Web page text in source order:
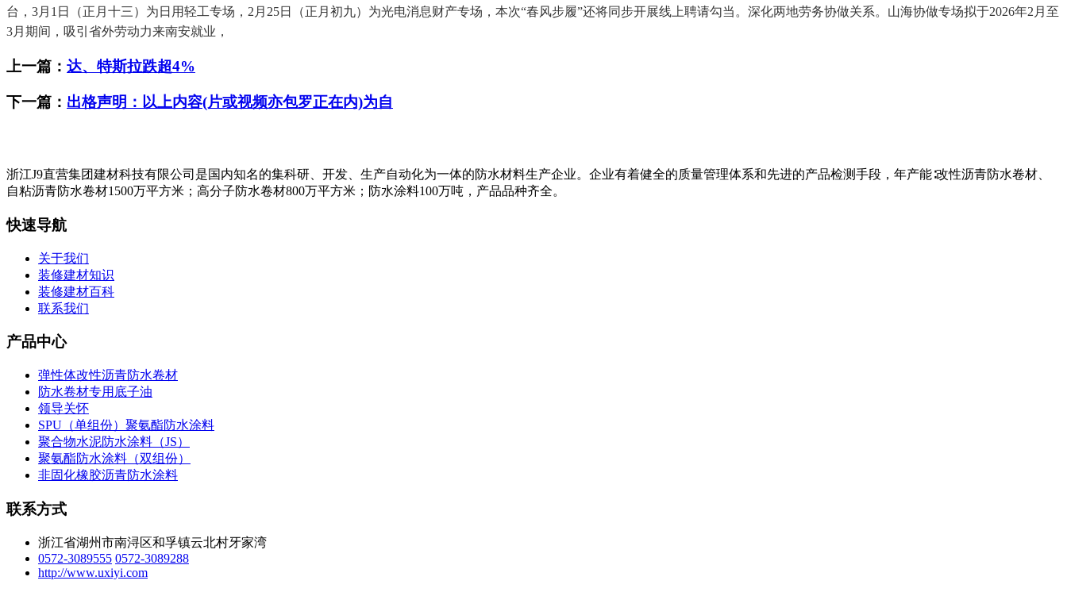
台，3月1日（正月十三）为日用轻工专场，2月25日（正月初九）为光电消息财产专场，本次“春风步履”还将同步开展线上聘请勾当。深化两地劳务协做关系。山海协做专场拟于2026年2月至
3月期间，吸引省外劳动力来南安就业，
上一篇： 达、特斯拉跌超4%
下一篇： 出格声明：以上内容(片或视频亦包罗正在内)为自
浙江J9直营集团建材科技有限公司是国内知名的集科研、开发、生产自动化为一体的防水材料生产企业。企业有着健全的质量管理体系和先进的产品检测手段，年产能∶改性沥青防水卷材、
自粘沥青防水卷材1500万平方米；高分子防水卷材800万平方米；防水涂料100万吨，产品品种齐全。
快速导航
关于我们
装修建材知识
装修建材百科
联系我们
产品中心
弹性体改性沥青防水卷材
防水卷材专用底子油
领导关怀
SPU（单组份）聚氨酯防水涂料
聚合物水泥防水涂料（JS）
聚氨酯防水涂料（双组份）
非固化橡胶沥青防水涂料
联系方式
浙江省湖州市南浔区和孚镇云北村牙家湾
0572-3089555 0572-3089288
http://www.uxiyi.com